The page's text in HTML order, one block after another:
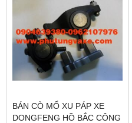
BÁN CÒ MỔ XU PÁP XE
DONGFENG HỒ BẮC CÔNG